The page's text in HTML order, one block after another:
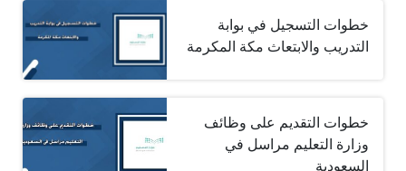
خطوات التسجيل في بوابة
التدريب والابتعاث مكة المكرمة
خطوات التقديم على وظائف
وزارة التعليم مراسل في
السعودية